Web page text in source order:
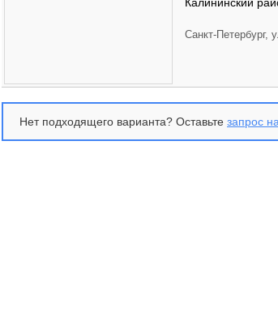
Санкт-Петербург,
Нет подходящего варианта? Оставьте запрос